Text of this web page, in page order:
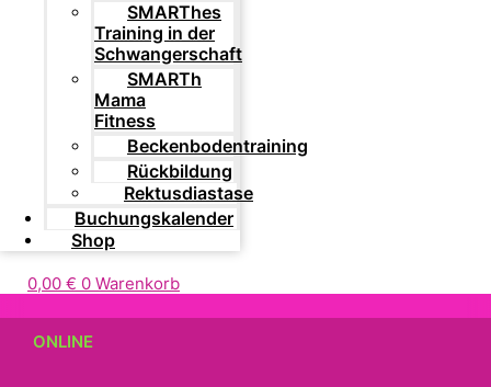
SMARThes
Training in der
Schwangerschaft
SMARTh
Mama
Fitness
Beckenbodentraining
Rückbildung
Rektusdiastase
Buchungskalender
Shop
0,00 € 0 Warenkorb
ONLINE